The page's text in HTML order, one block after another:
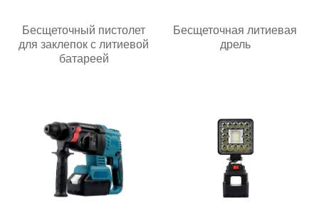
Бесщеточный пистолет
для заклепок с литиевой
батареей
Бесщеточная литиевая
дрель